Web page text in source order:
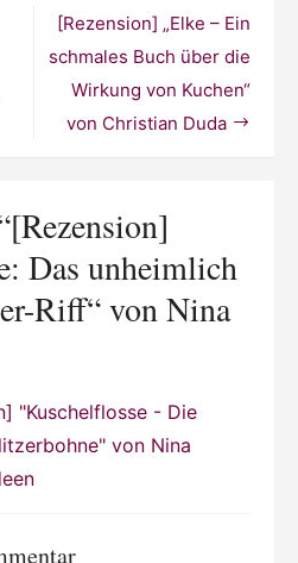
[Rezension] „Elke – Ein
schmales Buch über die
Wirkung von Kuchen“
von Christian Duda
Das unheimlich
Riff“ von Nina
"Kuschelflosse - Die
von Nina